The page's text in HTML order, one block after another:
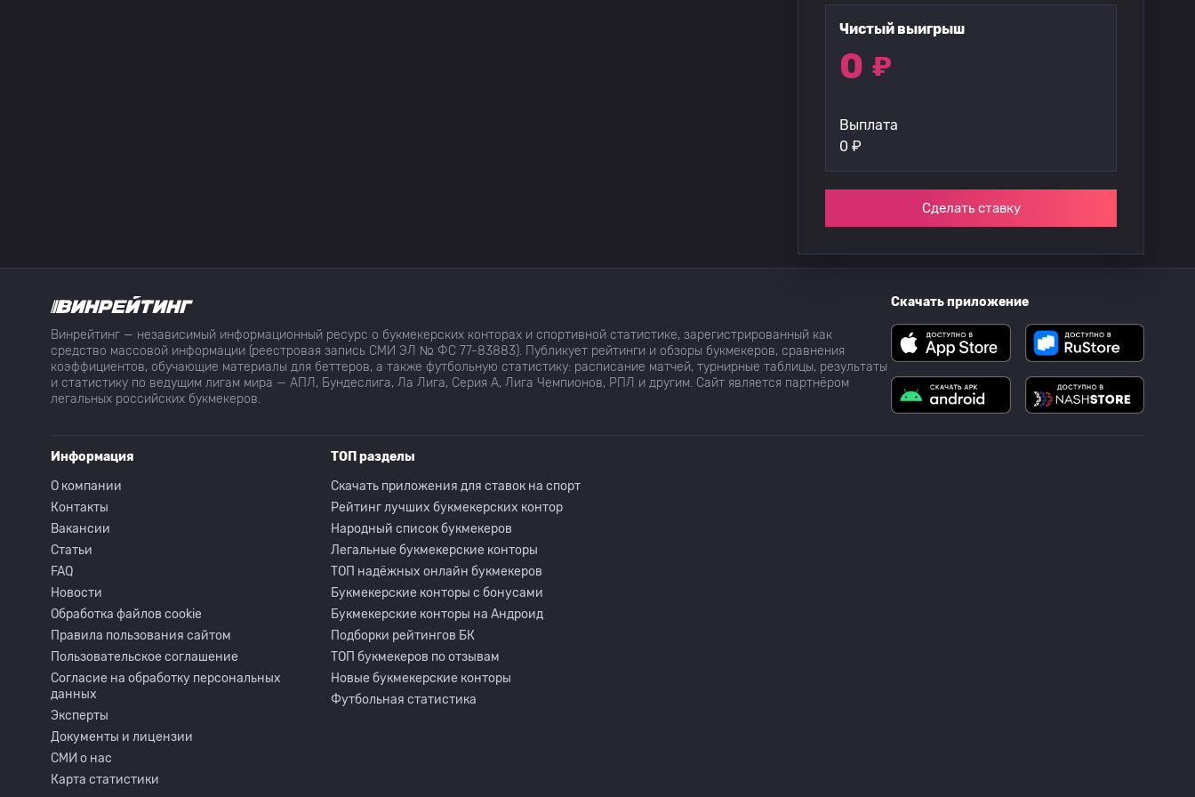
Чистый выигрыш
0 ₽
Выплата
0 ₽
Сделать ставку
Винрейтинг — независимый информационный ресурс о букмекерских конторах и спортивной статистике, зарегистрированный как
средство массовой информации (реестровая запись СМИ ЭЛ № ФС 77-83883). Публикует рейтинги и обзоры букмекеров, сравнения
коэффициентов, обучающие материалы для беттеров, а также футбольную статистику: расписание матчей, турнирные таблицы, результаты
и статистику по ведущим лигам мира — АПЛ, Бундеслига, Ла Лига, Серия А, Лига Чемпионов, РПЛ и другим. Сайт является партнёром
легальных российских букмекеров.
Скачать приложение
Информация
О компании
Контакты
Вакансии
Статьи
FAQ
Новости
Обработка файлов cookie
Правила пользования сайтом
Пользовательское соглашение
Согласие на обработку персональных
данных
Эксперты
Документы и лицензии
СМИ о нас
Карта статистики
ТОП разделы
Скачать приложения для ставок на спорт
Рейтинг лучших букмекерских контор
Народный список букмекеров
Легальные букмекерские конторы
ТОП надёжных онлайн букмекеров
Букмекерские конторы с бонусами
Букмекерские конторы на Андроид
Подборки рейтингов БК
ТОП букмекеров по отзывам
Новые букмекерские конторы
Футбольная статистика